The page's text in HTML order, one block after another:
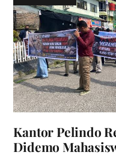
Kantor Pelindo
Didemo